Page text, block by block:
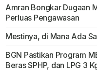
Amran Bongkar Dugaan
Perluas Pengawasan
Mestinya, di Mana Ada
BGN Pastikan Program
Beras SPHP, dan LPG 3